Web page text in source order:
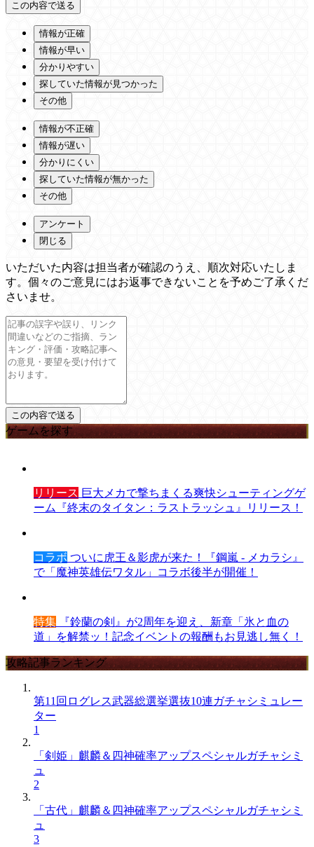
情報が正確
情報が早い
分かりやすい
探していた情報が見つかった
その他
情報が不正確
情報が遅い
分かりにくい
探していた情報が無かった
その他
アンケート
閉じる
いただいた内容は担当者が確認のうえ、順次対応いたしま
す。個々のご意見にはお返事できないことを予めご了承くだ
さいませ。
ゲームを探す
リリース 巨大メカで撃ちまくる爽快シューティングゲ
ーム『終末のタイタン：ラストラッシュ』リリース！
コラボ ついに虎王＆影虎が来た！『鋼嵐 - メカラシ』
で「魔神英雄伝ワタル」コラボ後半が開催！
特集 『鈴蘭の剣』が2周年を迎え、新章「氷と血の
道」を解禁ッ！記念イベントの報酬もお見逃し無く！
攻略記事ランキング
第11回ログレス武器総選挙選抜10連ガチャシミュレー
ター
1
「剣姫」麒麟＆四神確率アップスペシャルガチャシミ
ュ
2
「古代」麒麟＆四神確率アップスペシャルガチャシミ
ュ
3